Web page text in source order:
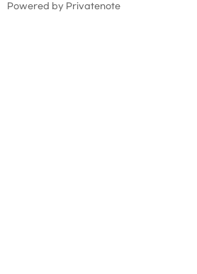
Powered by Privatenote
TistoryWhaleSkin3.4